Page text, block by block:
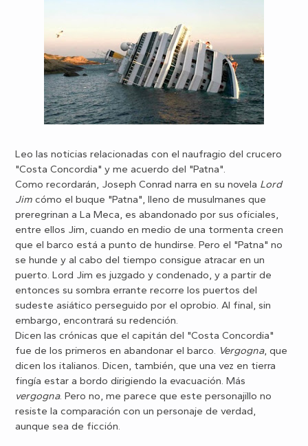
Leo las noticias relacionadas con el naufragio del crucero
"Costa Concordia" y me acuerdo del "Patna".
Como recordarán, Joseph Conrad narra en su novela Lord
Jim cómo el buque "Patna", lleno de musulmanes que
preregrinan a La Meca, es abandonado por sus oficiales,
entre ellos Jim, cuando en medio de una tormenta creen
que el barco está a punto de hundirse. Pero el "Patna" no
se hunde y al cabo del tiempo consigue atracar en un
puerto. Lord Jim es juzgado y condenado, y a partir de
entonces su sombra errante recorre los puertos del
sudeste asiático perseguido por el oprobio. Al final, sin
embargo, encontrará su redención.
Dicen las crónicas que el capitán del "Costa Concordia"
fue de los primeros en abandonar el barco. Vergogna, que
dicen los italianos. Dicen, también, que una vez en tierra
fingía estar a bordo dirigiendo la evacuación. Más
vergogna. Pero no, me parece que este personajillo no
resiste la comparación con un personaje de verdad,
aunque sea de ficción.